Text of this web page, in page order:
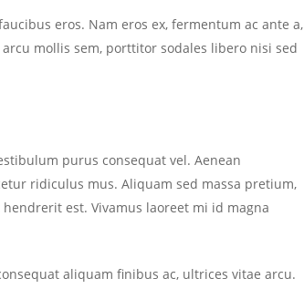
eros. Nam eros ex, fermentum ac ante a,
mollis sem, porttitor sodales libero nisi sed
purus consequat vel. Aenean
ridiculus mus. Aliquam sed massa pretium,
est. Vivamus laoreet mi id magna
aliquam finibus ac, ultrices vitae arcu.